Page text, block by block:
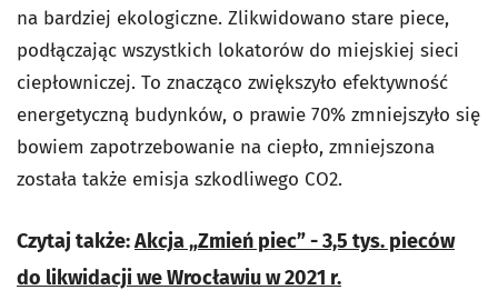
na bardziej ekologiczne. Zlikwidowano stare piece,
podłączając wszystkich lokatorów do miejskiej sieci
ciepłowniczej. To znacząco zwiększyło efektywność
energetyczną budynków, o prawie 70% zmniejszyło się
bowiem zapotrzebowanie na ciepło, zmniejszona
została także emisja szkodliwego CO2.
Czytaj także:Akcja „Zmień piec” - 3,5 tys. pieców
do likwidacji we Wrocławiu w 2021 r.